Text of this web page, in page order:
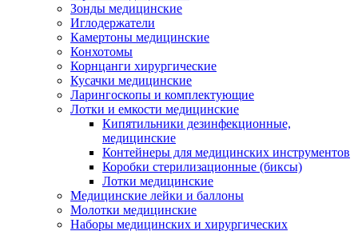
Зонды медицинские
Иглодержатели
Камертоны медицинские
Конхотомы
Корнцанги хирургические
Кусачки медицинские
Ларингоскопы и комплектующие
Лотки и емкости медицинские
Кипятильники дезинфекционные,
медицинские
Контейнеры для медицинских инструментов
Коробки стерилизационные (биксы)
Лотки медицинские
Медицинские лейки и баллоны
Молотки медицинские
Наборы медицинских и хирургических